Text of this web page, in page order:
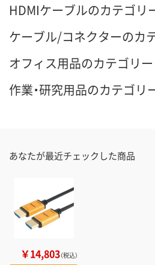
HDMIケーブルのカテゴリ
ケーブル/コネクターのカ
オフィス用品のカテゴリー
作業・研究用品のカテゴリ
あなたが最近チェックした商品
￥14,803（税込）